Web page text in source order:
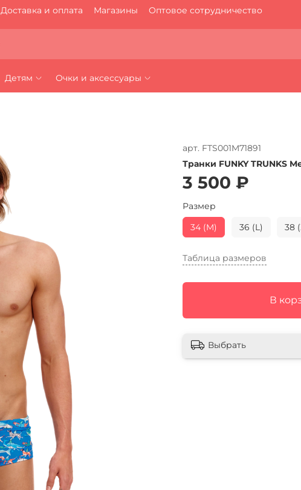
Доставка и оплата Магазины Оптовое сотрудничество
Детям Очки и аксессуары
арт. FTS001M71891
Транки FUNKY TRUNKS
3 500 ₽
Таблица размеров
В
Размер
34 (M)
36 (L) 38
Выбрать